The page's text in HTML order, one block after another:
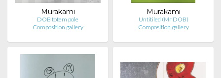
Murakami
DOB totem pole
Composition.gallery
Murakami
Untitiled (Mr DOB)
Composition.gallery